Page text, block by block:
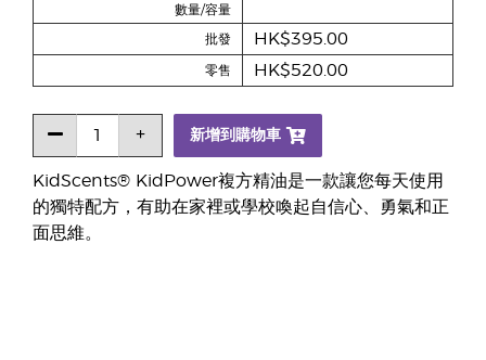
KidScents® KidPower複方精油是一款讓您每天使用
的獨特配方，有助在家裡或學校喚起自信心、勇氣和正
面思維。
數量/容量
批發 HK$395.00
零售 HK$520.00
新增到購物車